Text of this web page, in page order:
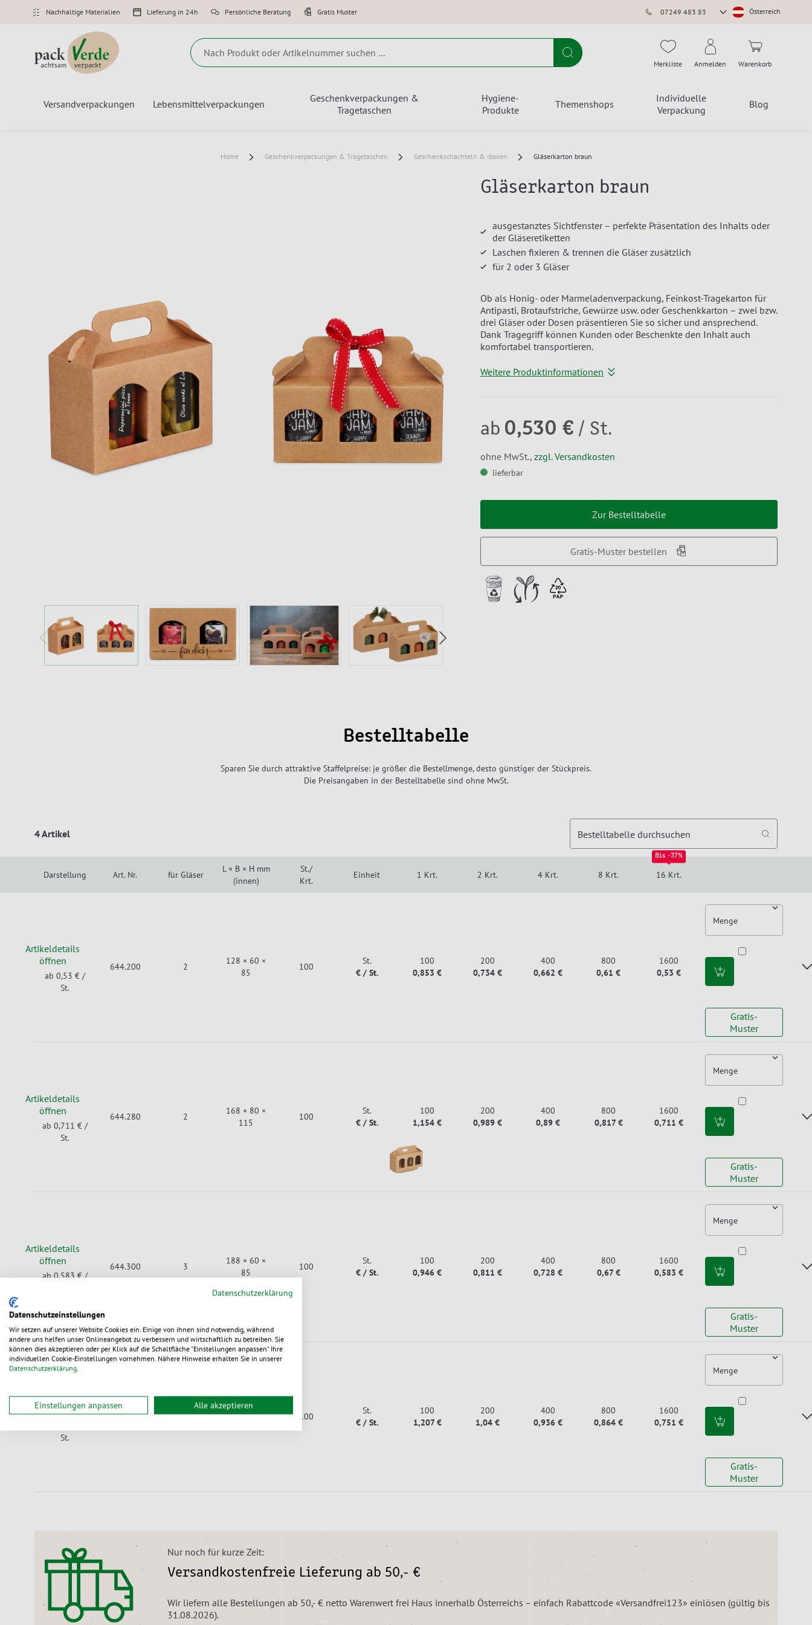
Nachhaltige Materialien Lieferung in 24h Persönliche Beratung Gratis Muster 07249 483 83
Store
Österreich
Suche Merkliste Anmelden Warenkorb
Versandverpackungen Lebensmittelverpackungen
Geschenkverpackungen &
Tragetaschen
Hygiene-
Produkte
Themenshops
Individuelle
Verpackung
Blog
Home Geschenkverpackungen & Tragetaschen Geschenkschachteln & -boxen Gläserkarton braun
Gläserkarton braun
ausgestanztes Sichtfenster – perfekte Präsentation des Inhalts oder
der Gläseretiketten
Laschen fixieren & trennen die Gläser zusätzlich
für 2 oder 3 Gläser
Ob als Honig- oder Marmeladenverpackung, Feinkost-Tragekarton für
Antipasti, Brotaufstriche, Gewürze usw. oder Geschenkkarton – zwei bzw.
drei Gläser oder Dosen präsentieren Sie so sicher und ansprechend.
Dank Tragegriff können Kunden oder Beschenkte den Inhalt auch
komfortabel transportieren.
Weitere Produktinformationen
ab 0,530 € / St.
ohne MwSt., zzgl. Versandkosten
lieferbar
Zur Bestelltabelle
Gratis-Muster bestellen
Bestelltabelle
Sparen Sie durch attraktive Staffelpreise: je größer die Bestellmenge, desto günstiger der Stückpreis.
Die Preisangaben in der Bestelltabelle sind ohne MwSt.
4 Artikel Bestelltabelle durchsuchen
Darstellung Art. Nr. für Gläser
L × B × H mm
(innen)
St./
Krt.
Einheit 1 Krt. 2 Krt. 4 Krt. 8 Krt.
Bis -37%
16 Krt.
Artikeldetails
öffnen
ab 0,53 € /
St.
644.200 2
128 × 60 ×
85
100
St.
€ / St.
100
0,853 €
200
0,734 €
400
0,662 €
800
0,61 €
1600
0,53 €
Menge
Gratis-
Muster
Artikeldetails
öffnen
ab 0,711 € /
St.
644.280 2
168 × 80 ×
115
100
St.
€ / St.
100
1,154 €
200
0,989 €
400
0,89 €
800
0,817 €
1600
0,711 €
Menge
Gratis-
Muster
Artikeldetails
öffnen
ab 0,583 €/
644.300 3
188 × 60 ×
85
100
St.
€ / St.
100
0,946 €
200
0,811 €
400
0,728 €
800
0,67 €
1600
0,583 €
Menge
Gratis-
Muster
Artikeldetails
öffnen
St.
644.380 3
248 × 80 ×
100
St.
€ / St.
100
1,207 €
200
1,04 €
400
0,936 €
800
0,864 €
1600
0,751 €
Menge
Gratis-
Muster
Nur noch für kurze Zeit:
Versandkostenfreie Lieferung ab 50,- €
Wir liefern alle Bestellungen ab 50,- € netto Warenwert frei Haus innerhalb Österreichs – einfach Rabattcode «Versandfrei123» einlösen (gültig bis
31.08.2026).
Datenschutzerklärung
Datenschutzeinstellungen
Wir setzen auf unserer Website Cookies ein. Einige von ihnen sind notwendig, während
andere uns helfen unser Onlineangebot zu verbessern und wirtschaftlich zu betreiben. Sie
können dies akzeptieren oder per Klick auf die Schaltfläche "Einstellungen anpassen" Ihre
individuellen Cookie-Einstellungen vornehmen. Nähere Hinweise erhalten Sie in unserer
Datenschutzerklärung.
Einstellungen anpassen Alle akzeptieren